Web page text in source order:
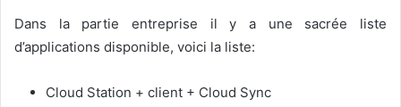
Dans la partie entreprise il y a une sacrée liste
d’applications disponible, voici la liste:
Cloud Station + client + Cloud Sync